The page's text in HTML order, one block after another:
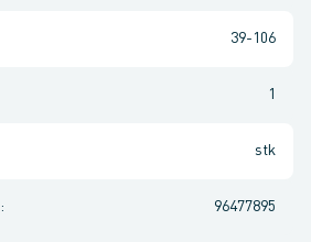
39-106
1
stk
: 96477895